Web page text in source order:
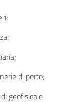
di porto;
geofisica e